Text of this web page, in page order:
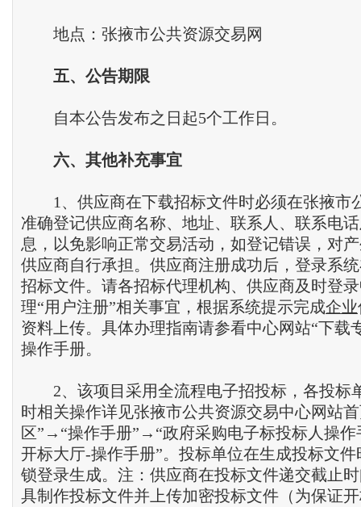
地点：张掖市公共资源交易网
五、 公告期限
自本公告发布之日起5个工作日。
六、 其他补充事宜
1、供应商在下载招标文件时必须在张掖市
准确登记供应商名称、地址、联系人、联系电
息，以免影响正常交易活动，如登记错误，对
供应商自行承担。供应商注册成功后，登录系
招标文件。请各招标代理机构、供应商及时登
理“用户注册”相关事宜，根据系统提示完成企业
资料上传。具体办理指南请参看中心网站“下载
操作手册。
2、该项目采用全流程电子招投标，各投标
时相关操作详见张掖市公共资源交易中心网站
区”→“操作手册”→“政府采购电子标投标人操作
开标大厅-操作手册”。投标单位在生成投标文
锁登录生成。注：供应商在投标文件递交截止
具制作投标文件并上传加密投标文件（为保证